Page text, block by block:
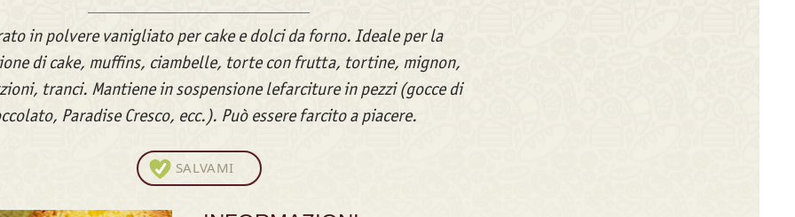
in polvere vanigliato per cake e dolci da forno. Ideale per la
di cake, muffins, ciambelle, torte con frutta, tortine, mignon,
tranci. Mantiene in sospensione lefarciture in pezzi (gocce di
Paradise Cresco, ecc.). Può essere farcito a piacere.
SALVAMI